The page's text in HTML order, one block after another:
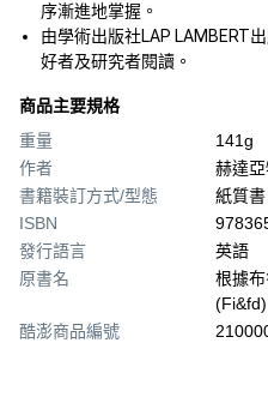
序漸進地掌握。
由學術出版社LAP LAMBERT
好者及研究者閱讀。
商品主要規格
重量
141g
作者
赫達
書籍裝訂方式/型態
紙質書
ISBN
發行語言
英語
原書名
根據
(Fi&fd)
酷澎商品編號